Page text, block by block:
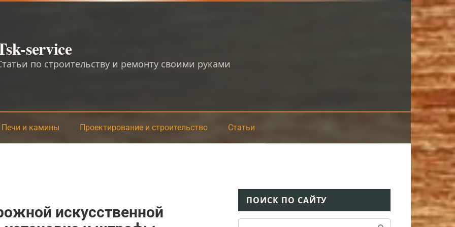
service
по строительству и ремонту своими руками
Печи и камины Проектирование и строительство Статьи
искусственной
ПОИСК ПО САЙТУ